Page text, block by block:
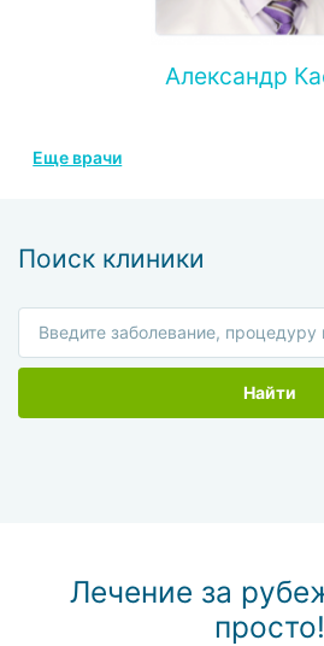
Александр
Еще врачи
Поиск клиники
Найти
Лечение за
просто!